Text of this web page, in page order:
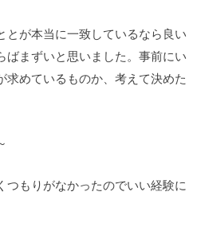
とが本当に一致しているなら良い
ばまずいと思いました。事前にい
求めているものか、考えて決めた
つもりがなかったのでいい経験に